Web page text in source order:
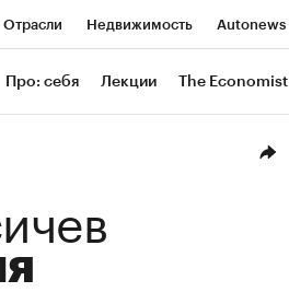
Отрасли Недвижимость Autonews
РБК Life Тренды Визионеры
Про: себя Лекции The Economist